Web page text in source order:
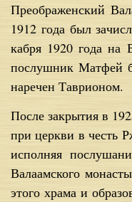
Пре­об­ра­жен­ский
1912 го­да был
каб­ря 1920 го­да на
по­слуш­ник Мат­фей
на­ре­чен Та­ври­о­ном.
По­сле за­кры­тия в
при церк­ви в честь
ис­пол­няя
Ва­ла­ам­ско­го
это­го хра­ма и